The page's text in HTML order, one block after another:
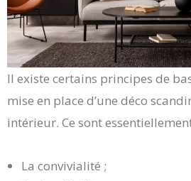
Il existe certains principes de
mise en place d’une déco
intérieur. Ce sont
La convivialité ;